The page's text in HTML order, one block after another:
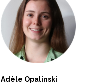
Adèle Opalinski